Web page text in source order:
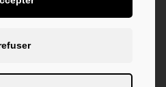
Tours, CHU Trousseau